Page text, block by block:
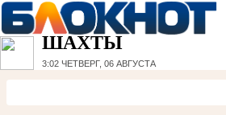
ШАХТЫ
3:02 ЧЕТВЕРГ, 06 АВГУСТА